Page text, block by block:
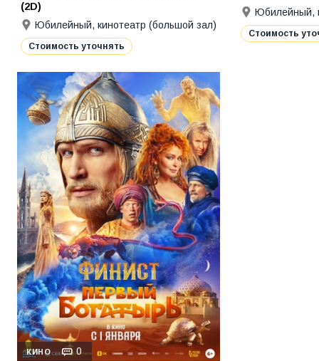
(2D)
Юбилейный, кинотеатр (большой зал)
Стоимость уточнять
Юбилейный,
Стоимость
КИНО 0